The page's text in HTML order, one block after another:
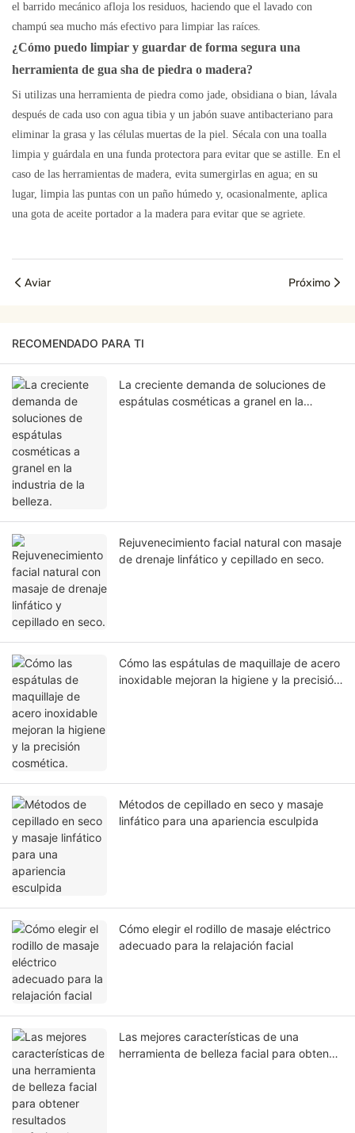
el barrido mecánico afloja los residuos, haciendo que el lavado con
champú sea mucho más efectivo para limpiar las raíces.
¿Cómo puedo limpiar y guardar de forma segura una
herramienta de gua sha de piedra o madera?
Si utilizas una herramienta de piedra como jade, obsidiana o bian, lávala
después de cada uso con agua tibia y un jabón suave antibacteriano para
eliminar la grasa y las células muertas de la piel. Sécala con una toalla
limpia y guárdala en una funda protectora para evitar que se astille. En el
caso de las herramientas de madera, evita sumergirlas en agua; en su
lugar, limpia las puntas con un paño húmedo y, ocasionalmente, aplica
una gota de aceite portador a la madera para evitar que se agriete.
Aviar Próximo
RECOMENDADO PARA TI
La creciente demanda de soluciones de
espátulas cosméticas a granel en la
Rejuvenecimiento facial natural con masaje
de drenaje linfático y cepillado en seco.
Cómo las espátulas de maquillaje de acero
inoxidable mejoran la higiene y la precisión
Métodos de cepillado en seco y masaje
linfático para una apariencia esculpida
Cómo elegir el rodillo de masaje eléctrico
adecuado para la relajación facial
Las mejores características de una
herramienta de belleza facial para obtener